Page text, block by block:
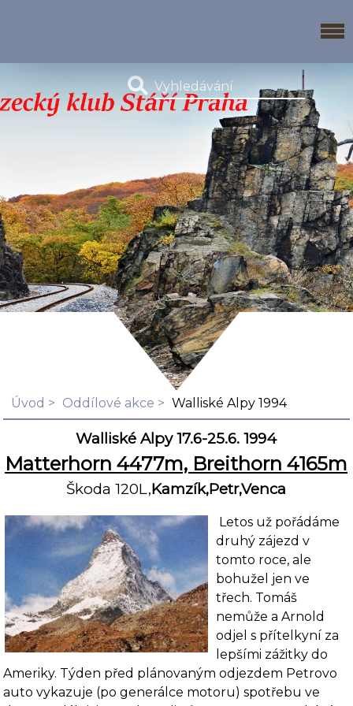
Úvod Oddílové akce Walliské Alpy 1994
Walliské Alpy 17.6-25.6. 1994
Matterhorn 4477m, Breithorn 4165m
Škoda 120L,Kamzík,Petr,Venca
Letos už pořádáme
druhý zájezd v
tomto roce, ale
bohužel jen ve
třech. To­máš
nemůže a Arnold
odjel s přítelkyní za
lepšími zážitky do
Ameriky. Týden před plánova­ným odjezdem Petrovo
auto vykazuje (po generálce motoru) spotřebu ve